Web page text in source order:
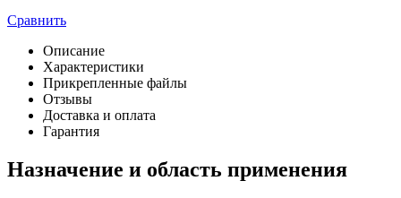
Сравнить
Описание
Характеристики
Прикрепленные файлы
Отзывы
Доставка и оплата
Гарантия
Назначение и область применения